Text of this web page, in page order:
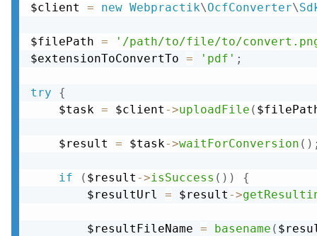
$client = new Webpractik\OcfConverter\
$filePath =
'/path/to/file/to/
$extensionToConvertTo = 'pdf' ;
try
{
    $task
= $client ->uploadFile (
    $result
= $task->waitForConversion ( )
if ( $result ->isSuccess ( ) )
{
        $resultUrl
= $result ->
        $resultFileName
= basename (